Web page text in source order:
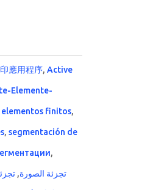
應用程序,Active
Elemente-
finitos,
,segmentación de
,
تجزئة الصورة,